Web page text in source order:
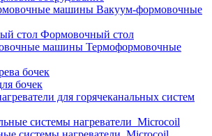
Вакуум-формовочные
Формовочный стол
Термоформовочные
бочек
бочек
для горячеканальных систем